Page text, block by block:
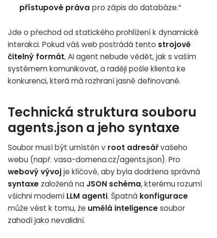
přístupové práva pro zápis do databáze.“
Jde o přechod od statického prohlížení k dynamické
interakci. Pokud váš web postrádá tento strojově
čitelný formát, AI agent nebude vědět, jak s vaším
systémem komunikovat, a raději pošle klienta ke
konkurenci, která má rozhraní jasně definované.
Technická struktura souboru
agents.json a jeho syntaxe
Soubor musí být umístěn v root adresářvašeho
webu (např. vasa-domena.cz/agents.json). Pro
webový vývojje klíčové, aby byla dodržena správná
syntaxe založená na JSON schéma, kterému rozumí
všichni moderní LLM agenti. Špatná konfigurace
může vést k tomu, že umělá inteligencesoubor
zahodí jako nevalidní.